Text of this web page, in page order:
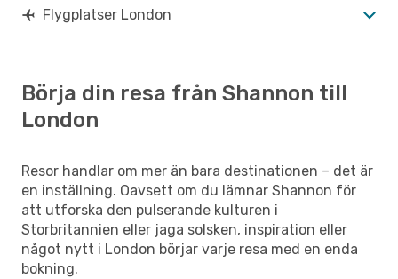
Flygplatser London
Börja din resa från Shannon till
London
Resor handlar om mer än bara destinationen – det är
en inställning. Oavsett om du lämnar Shannon för
att utforska den pulserande kulturen i
Storbritannien eller jaga solsken, inspiration eller
något nytt i London börjar varje resa med en enda
bokning.